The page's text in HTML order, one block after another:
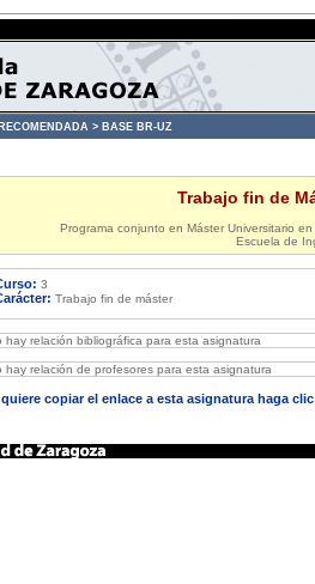
> BASE BR-UZ
Trabajo fin de
Programa conjunto en Máster Universitario
Escuela de
3
Trabajo fin de máster
hay relación bibliográfica para esta asignatura
hay relación de profesores para esta asignatura
quiere copiar el enlace a esta asignatura haga